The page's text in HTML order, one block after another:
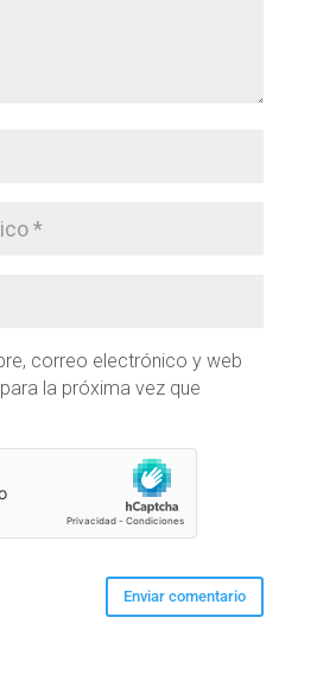
correo electrónico y web
la próxima vez que